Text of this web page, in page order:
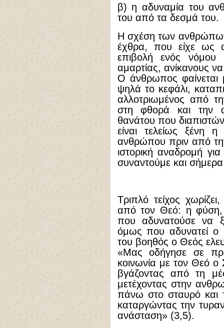
β) η αδυναμία του
του από τα δεσμά του.
Η σχέση των
έχθρα, που είχε ως
επιβολή ενός νόμου
αμαρτίας, ανίκανους
Ο άνθρωπος φαίνεται
ψηλά το κεφάλι,
αλλοτριωμένος από
στη φθορά και την
θανάτου που
είναι τελείως ξένη
ανθρώπου πριν από
ιστορική αναδρομή
συναντούμε και
Τριπλό τείχος
από τον Θεό: η φύση,
που αδυνατούσε να
όμως που αδυνατεί ο
του βοηθός ο Θεός
«Μας οδήγησε σε
κοινωνία με τον Θεό
βγάζοντας από τη
μετέχοντας στην
πάνω στο σταυρό και
καταργώντας την
ανάσταση» (3,5).